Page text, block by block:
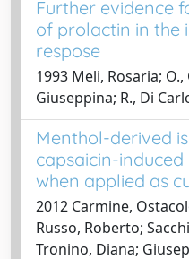
Further evidence
of prolactin in the
respose
1993 Meli, Rosaria; O.,
Giuseppina; R., Di
Menthol-derived
capsaicin-
when applied as
2012 Carmine,
Russo, Roberto;
Tronino, Diana;